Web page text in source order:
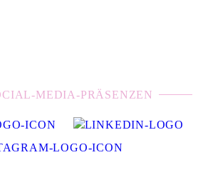
MEDIA-PRÄSENZEN